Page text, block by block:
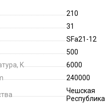
210
31
SFa21-12
500
K
6000
240000
Чешская
Республика